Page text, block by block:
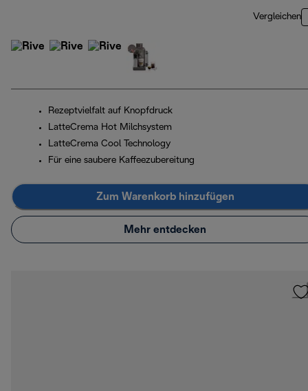
Vergleichen
Rezeptvielfalt auf Knopfdruck
LatteCrema Hot Milchsystem
LatteCrema Cool Technology
Für eine saubere Kaffeezubereitung
Zum Warenkorb hinzufügen
Mehr entdecken